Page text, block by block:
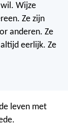
Wijze
Ze zijn
anderen. Ze
eerlijk. Ze
leven met